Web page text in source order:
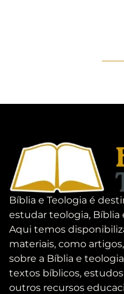
Bíblia e Teologia é
estudar teologia, Bíblia
Aqui temos
materiais, como
sobre a Bíblia e
textos bíblicos,
outros recursos